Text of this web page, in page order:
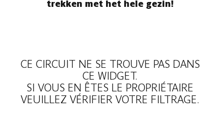
trekken met het hele gezin!
CE CIRCUIT NE SE TROUVE PAS DANS
CE WIDGET.
SI VOUS EN ÊTES LE PROPRIÉTAIRE
VEUILLEZ VÉRIFIER VOTRE FILTRAGE.